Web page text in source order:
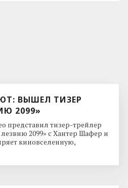
ВЫШЕЛ ТИЗЕР
2099»
представил тизер-трейлер
2099» с Хантер Шафер и
киновселенную,